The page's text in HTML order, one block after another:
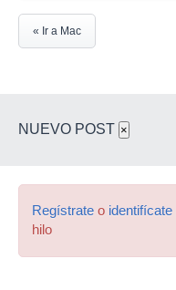
« Ir a Mac
NUEVO POST ×
Regístrate o identifícate
hilo